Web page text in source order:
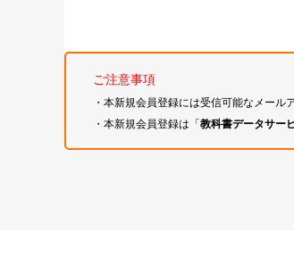
ご注意事項
・本新規会員登録には受信可能なメール
・本新規会員登録は「教科書データサー